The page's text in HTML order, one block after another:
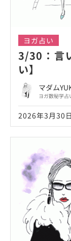
ヨガ占い
3/30：言
い】
マダム
ヨガ数秘学占
2026年3月30日